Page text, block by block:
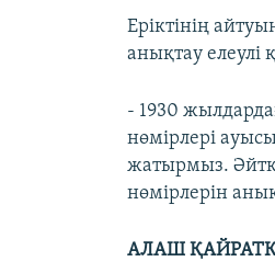
Еріктінің
анықтау
- 1930
нөмірлері
жатырмыз.
нөмірлерін
АЛАШ